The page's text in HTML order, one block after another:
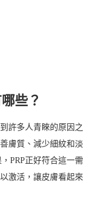
些？
許多人青睞的原因之
膚質、減少細紋和淡
PRP正好符合這一需
激活，讓皮膚看起來